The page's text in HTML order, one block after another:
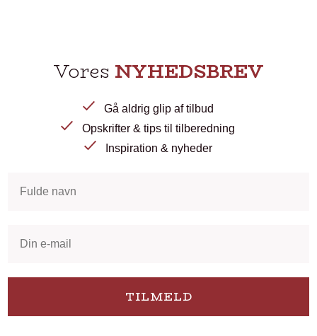
Vores NYHEDSBREV
Gå aldrig glip af tilbud
Opskrifter & tips til tilberedning
Inspiration & nyheder
TILMELD